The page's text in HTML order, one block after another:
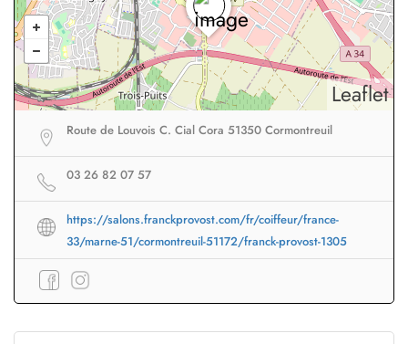
Leaflet
Route de Louvois C. Cial Cora 51350 Cormontreuil
03 26 82 07 57
https://salons.franckprovost.com/fr/coiffeur/france-
33/marne-51/cormontreuil-51172/franck-provost-1305